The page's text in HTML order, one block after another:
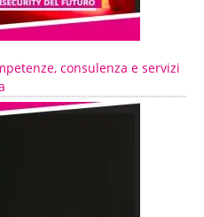
consulenza e servizi